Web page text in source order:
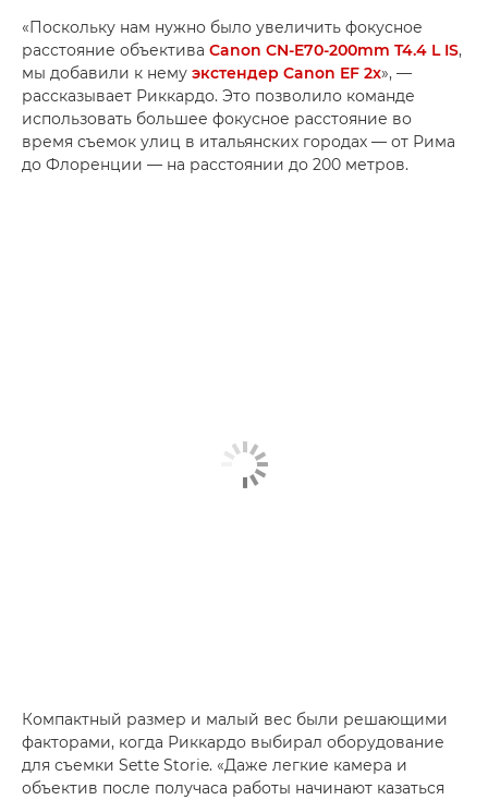
«Поскольку нам нужно было увеличить фокусное
расстояние объектива Canon CN-E70-200mm T4.4 L IS,
мы добавили к нему экстендер Canon EF 2x», —
рассказывает Риккардо. Это позволило команде
использовать большее фокусное расстояние во
время съемок улиц в итальянских городах — от Рима
до Флоренции — на расстоянии до 200 метров.
Компактный размер и малый вес были решающими
факторами, когда Риккардо выбирал оборудование
для съемки Sette Storie. «Даже легкие камера и
объектив после получаса работы начинают казаться